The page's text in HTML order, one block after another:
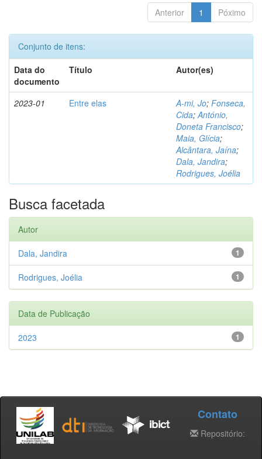
Anterior 1 Póximo
Conjunto de itens:
Data do
documento
Título Autor(es)
2023-01 Entre elas A-mi, Jo; Fonseca,
Cida;António,
Doneta Francisco;
Maia, Glícia;
Alcântara, Jaína;
Dala, Jandira;
Rodrigues, Joélia
Busca facetada
Autor
1
Dala, Jandira
1
Rodrigues, Joélia
Data de Publicação
1
2023
Contato
Repositório: